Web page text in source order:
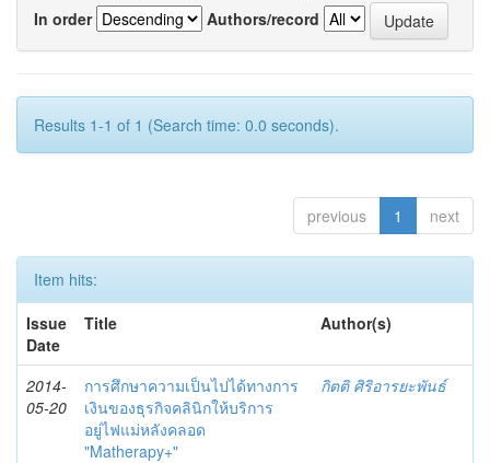
In order
Authors/record
Results 1-1 of 1 (Search time: 0.0 seconds).
previous 1 next
Item hits:
Issue
Date
Title Author(s)
2014-
05-20
การศึกษาความเป็นไปได้ทางการ
เงินของธุรกิจคลินิกให้บริการ
อยู่ไฟแม่หลังคลอด
"Matherapy+"
กิตติ ศิริอารยะพันธ์